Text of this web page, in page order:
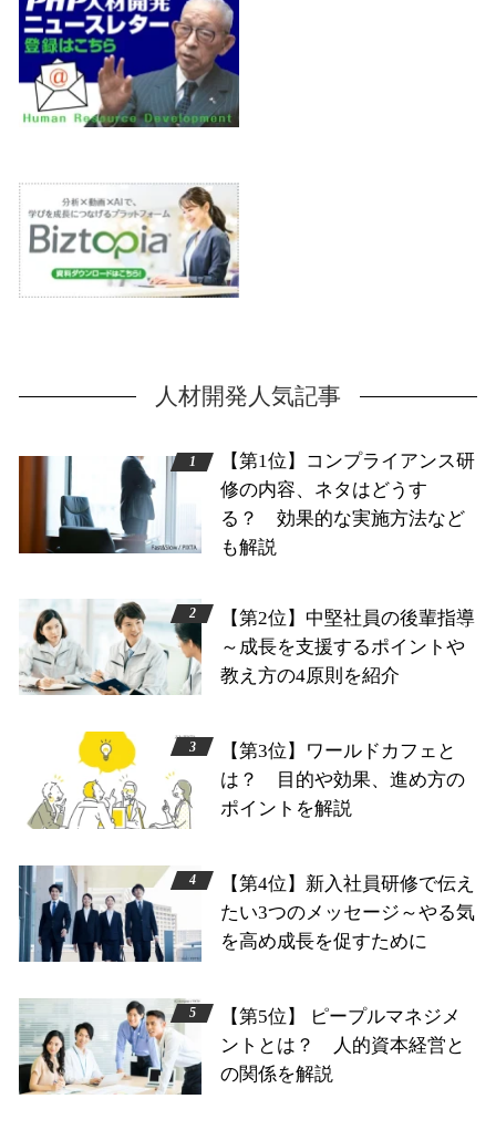
人材開発人気記事
【第1位】コンプライアンス研
修の内容、ネタはどうす
る？ 効果的な実施方法など
も解説
【第2位】中堅社員の後輩指導
～成長を支援するポイントや
教え方の4原則を紹介
【第3位】ワールドカフェと
は？ 目的や効果、進め方の
ポイントを解説
【第4位】新入社員研修で伝え
たい3つのメッセージ～やる気
を高め成長を促すために
【第5位】 ピープルマネジメ
ントとは？ 人的資本経営と
の関係を解説